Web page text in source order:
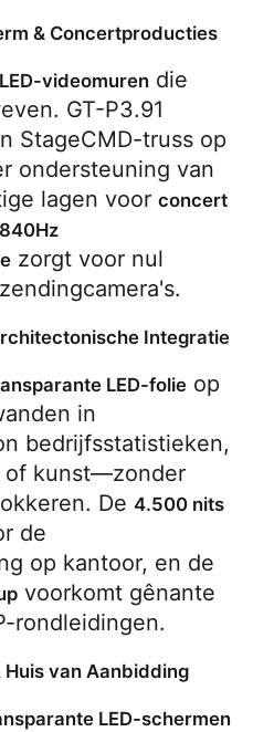
& Concertproducties
videomuren die
GT-P3.91
StageCMD-truss op
ondersteuning van
lagen voor concert
zorgt voor nul
Integratie
LED-folie op
in
bedrijfsstatistieken,
of kunst—zonder
De 4.500 nits
de
voorkomt gênante
rondleidingen.
Huis van Aanbidding
LED-schermen